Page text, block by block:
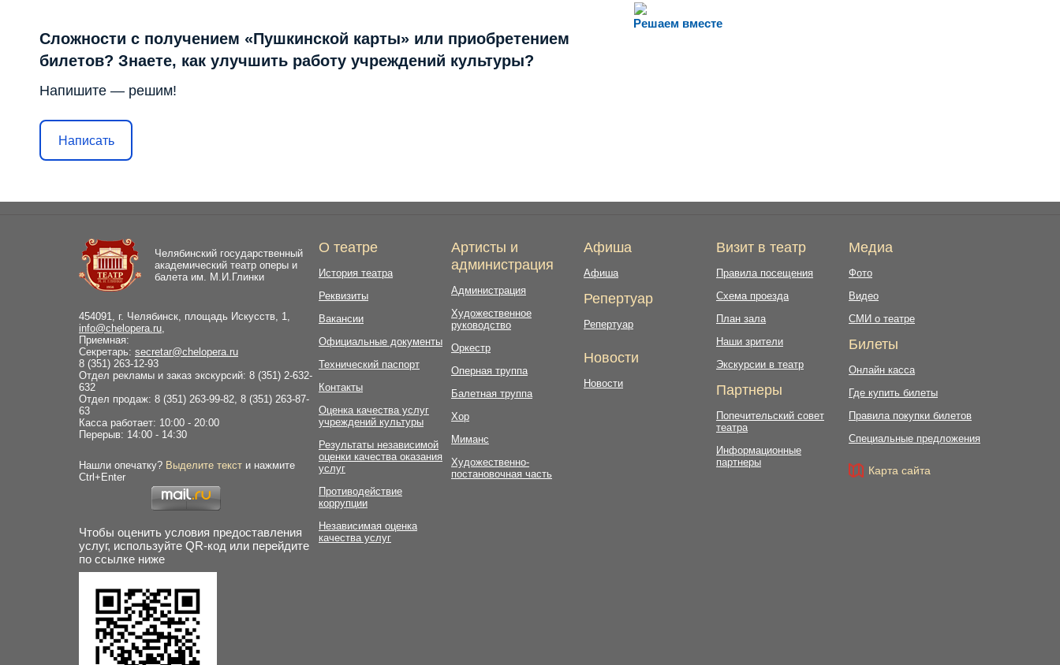
Решаем вместе
Сложности с получением «Пушкинской карты» или приобретением
билетов? Знаете, как улучшить работу учреждений культуры?
Напишите — решим!
Написать
Челябинский государственный
академический театр оперы и
балета им. М.И.Глинки
454091, г. Челябинск, площадь Искусств, 1,
info@chelopera.ru,
Приемная:
Секретарь: secretar@chelopera.ru
8 (351) 263-12-93
Отдел рекламы и заказ экскурсий: 8 (351) 2-632-
632
Отдел продаж: 8 (351) 263-99-82, 8 (351) 263-87-
63
Касса работает: 10:00 - 20:00
Перерыв: 14:00 - 14:30
Нашли опечатку? Выделите текст и нажмите
Ctrl+Enter
Чтобы оценить условия предоставления
услуг, используйте QR-код или перейдите
по ссылке ниже
О театре
История театра
Реквизиты
Вакансии
Официальные документы
Технический паспорт
Контакты
Оценка качества услуг
учреждений культуры
Результаты независимой
оценки качества оказания
услуг
Противодействие
коррупции
Независимая оценка
качества услуг
Артисты и
администрация
Администрация
Художественное
руководство
Оркестр
Оперная труппа
Балетная труппа
Хор
Миманс
Художественно-
постановочная часть
Афиша
Афиша
Репертуар
Репертуар
Новости
Новости
Визит в театр
Правила посещения
Схема проезда
План зала
Наши зрители
Экскурсии в театр
Партнеры
Попечительский совет
театра
Информационные
партнеры
Медиа
Фото
Видео
СМИ о театре
Билеты
Онлайн касса
Где купить билеты
Правила покупки билетов
Специальные предложения
Карта сайта